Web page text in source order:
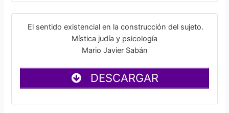
El sentido existencial en la construcción del sujeto.
Mística judía y psicología
Mario Javier Sabán
DESCARGAR